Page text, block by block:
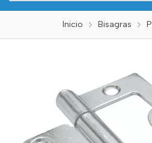
Inicio Bisagras